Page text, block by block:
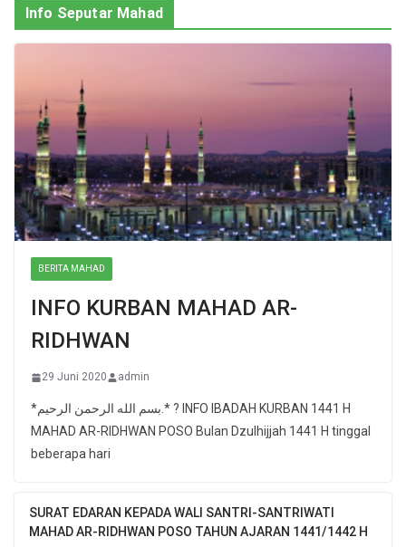
Info Seputar Mahad
BERITA MAHAD
INFO KURBAN MAHAD AR-
RIDHWAN
29 Juni 2020 admin
*بسم الله الرحمن الرحيم.* ? INFO IBADAH KURBAN 1441 H
MAHAD AR-RIDHWAN POSO Bulan Dzulhijjah 1441 H tinggal
beberapa hari
SURAT EDARAN KEPADA WALI SANTRI-SANTRIWATI
MAHAD AR-RIDHWAN POSO TAHUN AJARAN 1441/1442 H